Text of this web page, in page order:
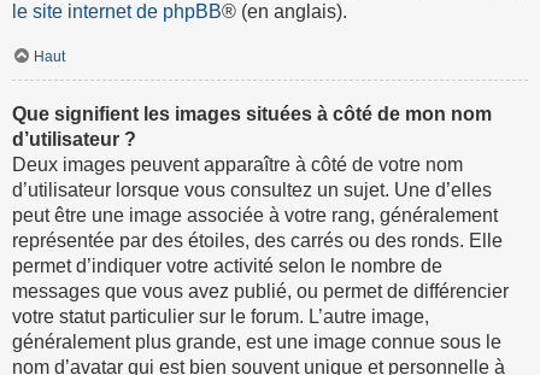
le site internet de phpBB® (en anglais).
Haut
Que signifient les images situées à côté de mon nom
d’utilisateur ?
Deux images peuvent apparaître à côté de votre nom
d’utilisateur lorsque vous consultez un sujet. Une d’elles
peut être une image associée à votre rang, généralement
représentée par des étoiles, des carrés ou des ronds. Elle
permet d’indiquer votre activité selon le nombre de
messages que vous avez publié, ou permet de différencier
votre statut particulier sur le forum. L’autre image,
généralement plus grande, est une image connue sous le
nom d’avatar qui est bien souvent unique et personnelle à